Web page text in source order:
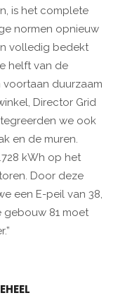
is het complete
normen opnieuw
volledig bedekt
helft van de
voortaan duurzaam
Director Grid
we ook
en de muren.
kWh op het
Door deze
een E-peil van 38,
gebouw 81 moet